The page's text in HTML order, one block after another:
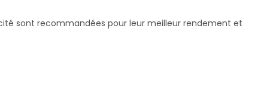
sont recommandées pour leur meilleur rendement et